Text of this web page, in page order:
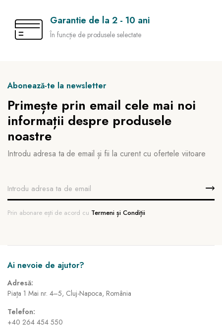
Garantie de la 2 - 10 ani
În funcție de produsele selectate
Abonează-te la newsletter
Primește prin email cele mai noi
informații despre produsele
noastre
Introdu adresa ta de email și fii la curent cu ofertele viitoare
Prin abonare ești de acord cu Termeni și Condiții
Ai nevoie de ajutor?
Adresă:
Piața 1 Mai nr. 4–5, Cluj-Napoca, România
Telefon:
+40 264 454 550